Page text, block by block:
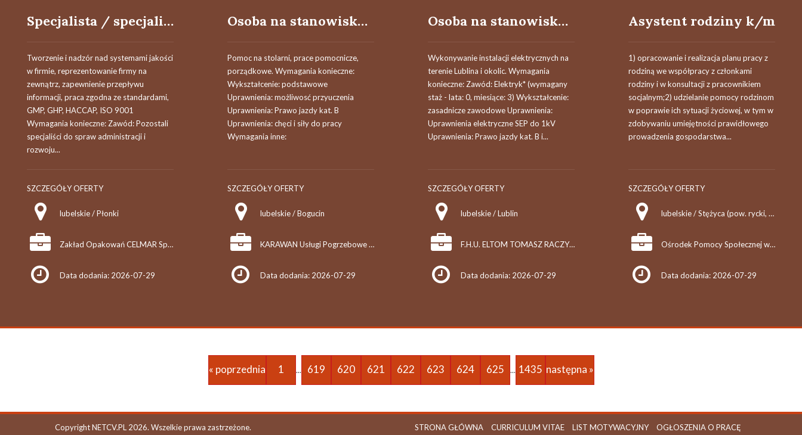
Specjalista / specjalistka do spraw jakości i administracji
Tworzenie i nadzór nad systemami jakości
w firmie, reprezentowanie firmy na
zewnątrz, zapewnienie przepływu
informacji, praca zgodna ze standardami,
GMP, GHP, HACCAP, ISO 9001
Wymagania konieczne: Zawód: Pozostali
specjaliści do spraw administracji i
rozwoju...
SZCZEGÓŁY OFERTY
lubelskie / Płonki
Zakład Opakowań CELMAR Sp. z o.o.
Data dodania: 2026-07-29
Osoba na stanowisku pracownik pomocniczy stolarza
Pomoc na stolarni, prace pomocnicze,
porządkowe. Wymagania konieczne:
Wykształcenie: podstawowe
Uprawnienia: możliwosć przyuczenia
Uprawnienia: Prawo jazdy kat. B
Uprawnienia: chęci i siły do pracy
Wymagania inne:
SZCZEGÓŁY OFERTY
lubelskie / Bogucin
KARAWAN Usługi Pogrzebowe Wyrób i Sprzedaż Trumien Sprzedaż Hurtowa Drewna Krystyna Sołdaj
Data dodania: 2026-07-29
Osoba na stanowisku elektryk (k/m/o)
Wykonywanie instalacji elektrycznych na
terenie Lublina i okolic. Wymagania
konieczne: Zawód: Elektryk* (wymagany
staż - lata: 0, miesiące: 3) Wykształcenie:
zasadnicze zawodowe Uprawnienia:
Uprawnienia elektryczne SEP do 1kV
Uprawnienia: Prawo jazdy kat. B i...
SZCZEGÓŁY OFERTY
lubelskie / Lublin
F.H.U. ELTOM TOMASZ RACZYŃSKI, ANETA RACZYŃSKA S.C.
Data dodania: 2026-07-29
Asystent rodziny k/m
1) opracowanie i realizacja planu pracy z
rodziną we współpracy z członkami
rodziny i w konsultacji z pracownikiem
socjalnym;2) udzielanie pomocy rodzinom
w poprawie ich sytuacji życiowej, w tym w
zdobywaniu umiejętności prawidłowego
prowadzenia gospodarstwa...
SZCZEGÓŁY OFERTY
lubelskie / Stężyca (pow. rycki, gm. Stężyca), Stężyca
Ośrodek Pomocy Społecznej w Stężycy
Data dodania: 2026-07-29
« poprzednia 1 ... 619 620 621 622 623 624 625 ... 1435 następna »
Copyright NETCV.PL 2026. Wszelkie prawa zastrzeżone. STRONA GŁÓWNA CURRICULUM VITAE LIST MOTYWACYJNY OGŁOSZENIA O PRACĘ